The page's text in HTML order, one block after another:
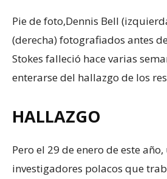
Pie de foto,Dennis Bell
(derecha) fotografiados antes
Stokes falleció hace varias
enterarse del hallazgo de los
HALLAZGO
Pero el 29 de enero de este
investigadores polacos que